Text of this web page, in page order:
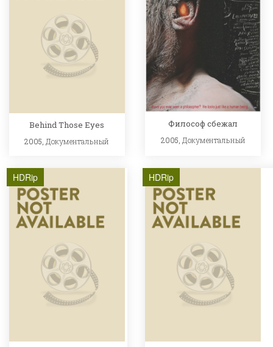
Behind Those Eyes
2005,Документальный
Философ сбежал
2005, Документальный
HDRip HDRip